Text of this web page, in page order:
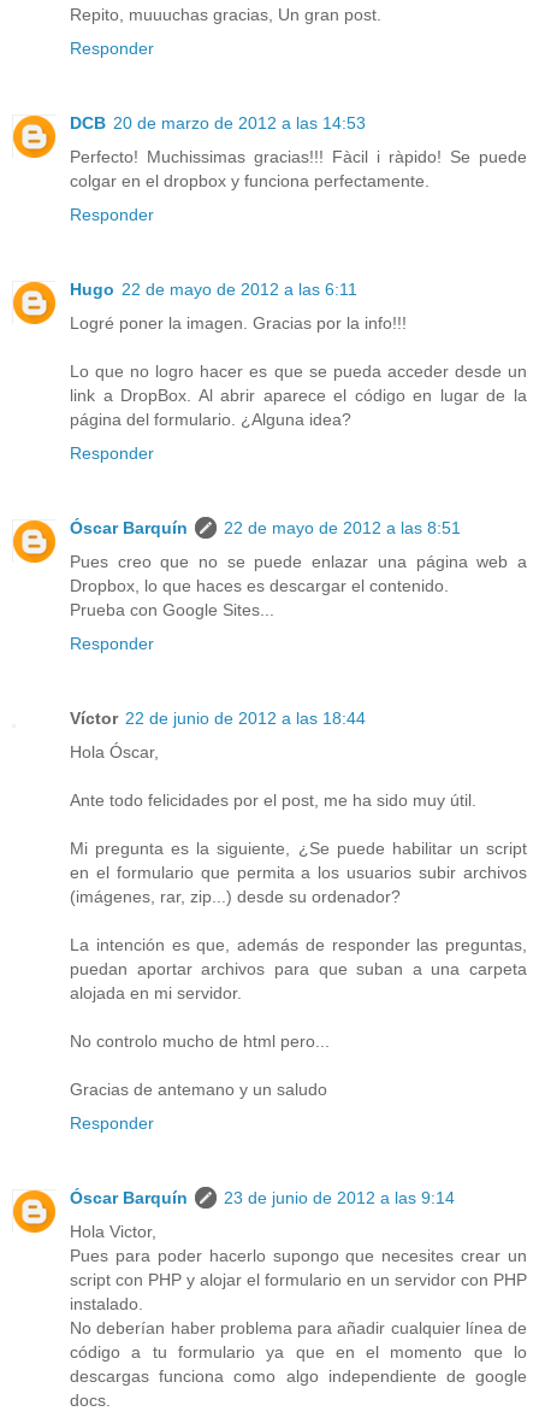
Repito, muuuchas gracias, Un gran post.
Responder
DCB 20 de marzo de 2012 a las 14:53
Perfecto! Muchissimas gracias!!! Fàcil i ràpido! Se puede
colgar en el dropbox y funciona perfectamente.
Responder
Hugo 22 de mayo de 2012 a las 6:11
Logré poner la imagen. Gracias por la info!!!
Lo que no logro hacer es que se pueda acceder desde un
link a DropBox. Al abrir aparece el código en lugar de la
página del formulario. ¿Alguna idea?
Responder
Óscar Barquín
22 de mayo de 2012 a las 8:51
Pues creo que no se puede enlazar una página web a
Dropbox, lo que haces es descargar el contenido.
Prueba con Google Sites...
Responder
Víctor 22 de junio de 2012 a las 18:44
Hola Óscar,
Ante todo felicidades por el post, me ha sido muy útil.
Mi pregunta es la siguiente, ¿Se puede habilitar un script
en el formulario que permita a los usuarios subir archivos
(imágenes, rar, zip...) desde su ordenador?
La intención es que, además de responder las preguntas,
puedan aportar archivos para que suban a una carpeta
alojada en mi servidor.
No controlo mucho de html pero...
Gracias de antemano y un saludo
Responder
Óscar Barquín
23 de junio de 2012 a las 9:14
Hola Victor,
Pues para poder hacerlo supongo que necesites crear un
script con PHP y alojar el formulario en un servidor con PHP
instalado.
No deberían haber problema para añadir cualquier línea de
código a tu formulario ya que en el momento que lo
descargas funciona como algo independiente de google
docs.